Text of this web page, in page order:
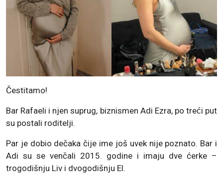
Čestitamo!
Bar Rafaeli i njen suprug, biznismen Adi Ezra, po treći put
su postali roditelji.
Par je dobio dečaka čije ime još uvek nije poznato. Bar i
Adi su se venčali 2015. godine i imaju dve ćerke –
trogodišnju Liv i dvogodišnju El.